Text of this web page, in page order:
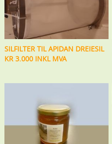
SILFILTER TIL APIDAN DREIESIL
KR 3.000 INKL MVA